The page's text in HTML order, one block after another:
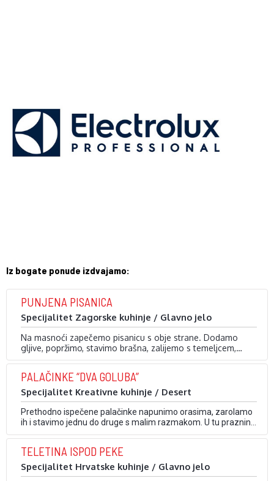
Iz bogate ponude izdvajamo:
PUNJENA PISANICA
Specijalitet Zagorske kuhinje / Glavno jelo
Na masnoći zapečemo pisanicu s obje strane. Dodamo
gljive, popržimo, stavimo brašna, zalijemo s temeljcem,
začinimo i serviramo uz razne priloge.
PALAČINKE “DVA GOLUBA”
Specijalitet Kreativne kuhinje / Desert
Prethodno ispečene palačinke napunimo orasima, zarolamo
ih i stavimo jednu do druge s malim razmakom. U tu prazninu
stavimo voće, a na voće sladoled. Preko svega stavimo šlag i
TELETINA ISPOD PEKE
Specijalitet Hrvatske kuhinje / Glavno jelo